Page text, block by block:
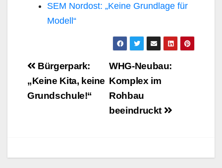
SEM Nordost: „Keine Grundlage für
Modell“
Beitragsnavigation
WHG-Neubau:
Komplex im
Rohbau
beeindruckt
Bürgerpark:
„Keine Kita, keine
Grundschule!“